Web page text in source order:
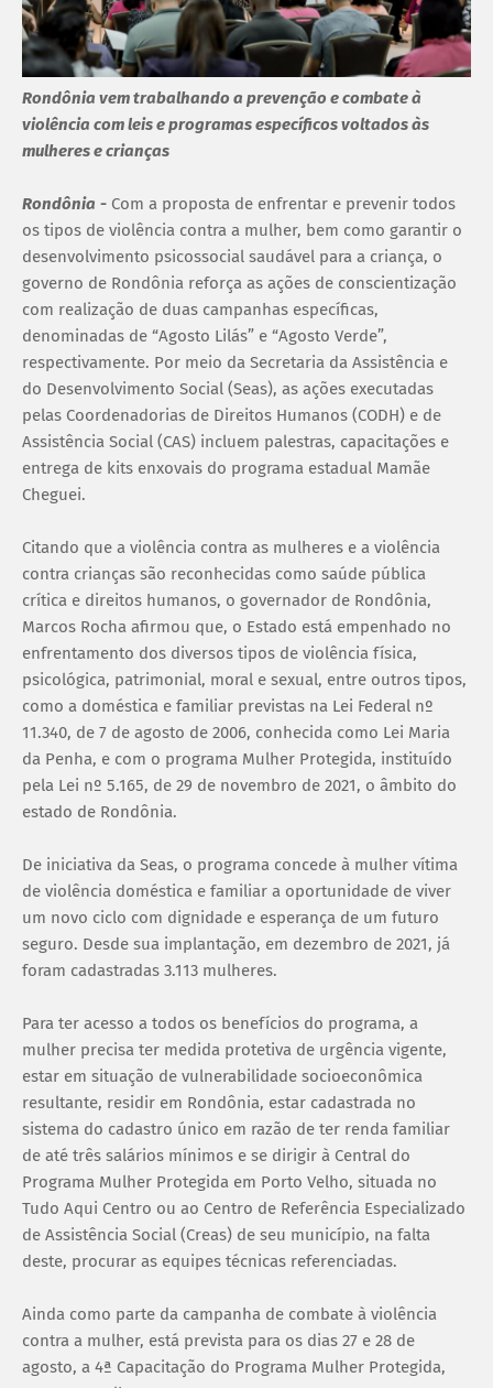
Rondônia vem trabalhando a prevenção e combate à
violência com leis e programas específicos voltados às
mulheres e crianças
Rondônia - Com a proposta de enfrentar e prevenir todos
os tipos de violência contra a mulher, bem como garantir o
desenvolvimento psicossocial saudável para a criança, o
governo de Rondônia reforça as ações de conscientização
com realização de duas campanhas específicas,
denominadas de “Agosto Lilás” e “Agosto Verde”,
respectivamente. Por meio da Secretaria da Assistência e
do Desenvolvimento Social (Seas), as ações executadas
pelas Coordenadorias de Direitos Humanos (CODH) e de
Assistência Social (CAS) incluem palestras, capacitações e
entrega de kits enxovais do programa estadual Mamãe
Cheguei.
Citando que a violência contra as mulheres e a violência
contra crianças são reconhecidas como saúde pública
crítica e direitos humanos, o governador de Rondônia,
Marcos Rocha afirmou que, o Estado está empenhado no
enfrentamento dos diversos tipos de violência física,
psicológica, patrimonial, moral e sexual, entre outros tipos,
como a doméstica e familiar previstas na Lei Federal nº
11.340, de 7 de agosto de 2006, conhecida como Lei Maria
da Penha, e com o programa Mulher Protegida, instituído
pela Lei nº 5.165, de 29 de novembro de 2021, o âmbito do
estado de Rondônia.
De iniciativa da Seas, o programa concede à mulher vítima
de violência doméstica e familiar a oportunidade de viver
um novo ciclo com dignidade e esperança de um futuro
seguro. Desde sua implantação, em dezembro de 2021, já
foram cadastradas 3.113 mulheres.
Para ter acesso a todos os benefícios do programa, a
mulher precisa ter medida protetiva de urgência vigente,
estar em situação de vulnerabilidade socioeconômica
resultante, residir em Rondônia, estar cadastrada no
sistema do cadastro único em razão de ter renda familiar
de até três salários mínimos e se dirigir à Central do
Programa Mulher Protegida em Porto Velho, situada no
Tudo Aqui Centro ou ao Centro de Referência Especializado
de Assistência Social (Creas) de seu município, na falta
deste, procurar as equipes técnicas referenciadas.
Ainda como parte da campanha de combate à violência
contra a mulher, está prevista para os dias 27 e 28 de
agosto, a 4ª Capacitação do Programa Mulher Protegida,